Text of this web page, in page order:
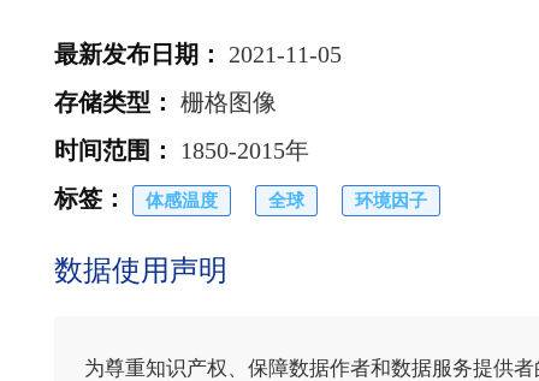
最新发布日期 ：
2021-11-05
存储类型 ： 栅格图像
时间范围 ：
1850-2015年
标签 ： 体感温度 全球 环境因子
数据使用声明
为尊重知识产权、保障数据作者和数据服务提供